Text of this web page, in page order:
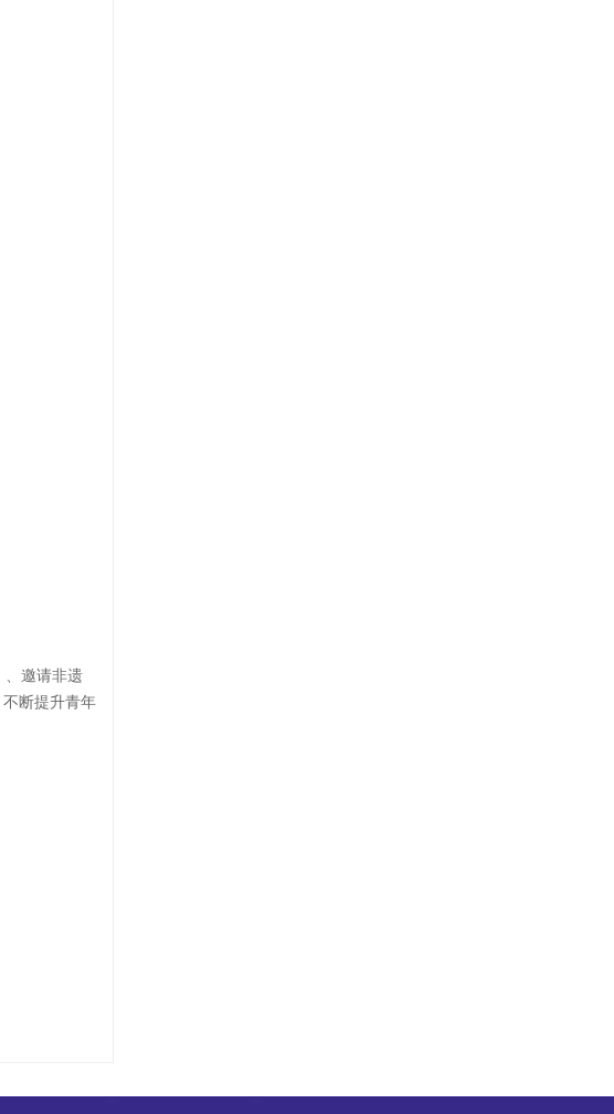
、邀请非遗
断提升青年